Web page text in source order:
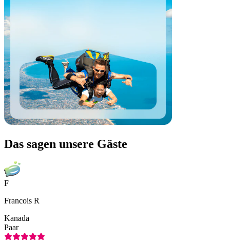
Das sagen unsere Gäste
F
Francois R
Kanada
Paar